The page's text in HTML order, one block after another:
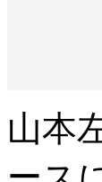
山本